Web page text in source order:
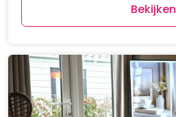
Bekijken